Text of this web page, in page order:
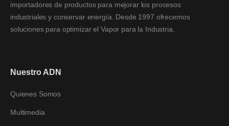
importadores de productos para mejorar los procesos
industriales y conservar energía. Desde 1997 ofrecemos
soluciones para optimizar el Vapor para la Industria.
Nuestro ADN
Quienes Somos
Multimedia